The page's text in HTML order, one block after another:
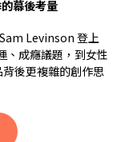
幕後考量
Levinson 登上
、成癮議題，到女性
後更複雜的創作思